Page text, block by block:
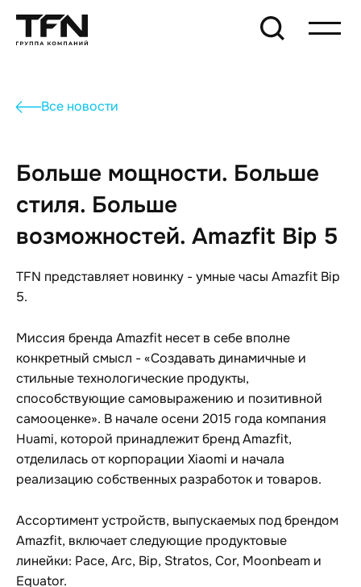
Все новости
Больше мощности. Больше
стиля. Больше
возможностей. Amazfit Bip 5
TFN представляет новинку - умные часы Amazfit Bip
5.
Миссия бренда Amazfit несет в себе вполне
конкретный смысл - «Создавать динамичные и
стильные технологические продукты,
способствующие самовыражению и позитивной
самооценке». В начале осени 2015 года компания
Huami, которой принадлежит бренд Amazfit,
отделилась от корпорации Xiaomi и начала
реализацию собственных разработок и товаров.
Ассортимент устройств, выпускаемых под брендом
Amazfit, включает следующие продуктовые
линейки: Pace, Arc, Bip, Stratos, Cor, Moonbeam и
Equator.